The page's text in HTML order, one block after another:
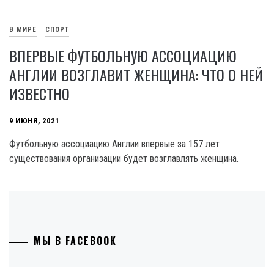
В МИРЕ СПОРТ
ВПЕРВЫЕ ФУТБОЛЬНУЮ АССОЦИАЦИЮ
АНГЛИИ ВОЗГЛАВИТ ЖЕНЩИНА: ЧТО О НЕЙ
ИЗВЕСТНО
9 ИЮНЯ, 2021
Футбольную ассоциацию Англии впервые за 157 лет
существования организации будет возглавлять женщина.
МЫ В FACEBOOK